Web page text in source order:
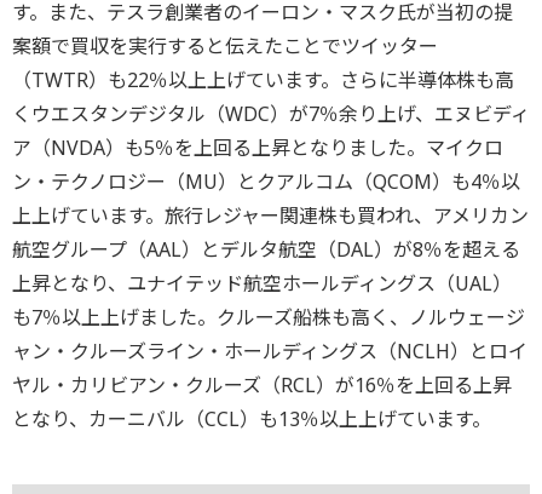
す。また、テスラ創業者のイーロン・マスク氏が当初の提
案額で買収を実行すると伝えたことでツイッター
（TWTR）も22％以上上げています。さらに半導体株も高
くウエスタンデジタル（WDC）が7％余り上げ、エヌビディ
ア（NVDA）も5％を上回る上昇となりました。マイクロ
ン・テクノロジー（MU）とクアルコム（QCOM）も4％以
上上げています。旅行レジャー関連株も買われ、アメリカン
航空グループ（AAL）とデルタ航空（DAL）が8％を超える
上昇となり、ユナイテッド航空ホールディングス（UAL）
も7％以上上げました。クルーズ船株も高く、ノルウェージ
ャン・クルーズライン・ホールディングス（NCLH）とロイ
ヤル・カリビアン・クルーズ（RCL）が16％を上回る上昇
となり、カーニバル（CCL）も13％以上上げています。